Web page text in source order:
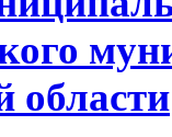
области